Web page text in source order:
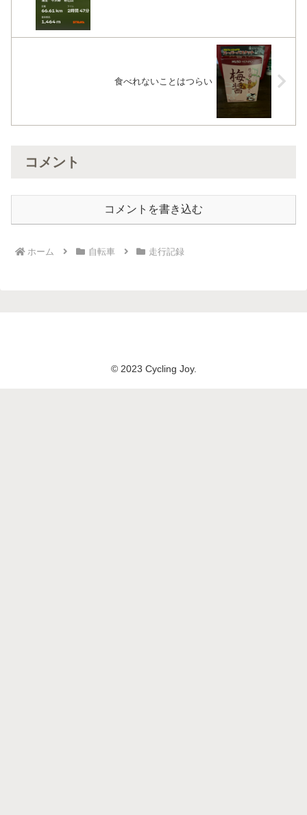
食べれないことはつらい
コメント
コメントを書き込む
ホーム 自転車 走行記録
© 2023 Cycling Joy.